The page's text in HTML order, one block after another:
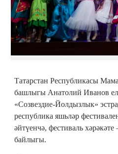
Татарстан Республикасы
башлыгы Анатолий Иванов ел
«Созвездие-Йолдызлык»
республика яшьләр
әйтүенчә, фестиваль
байлыгы.